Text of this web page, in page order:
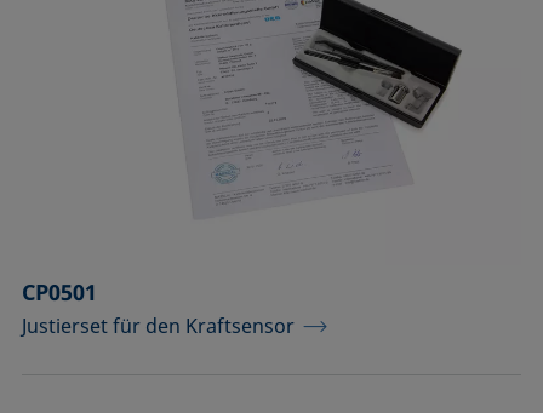
CP0501
Justierset für den Kraftsensor